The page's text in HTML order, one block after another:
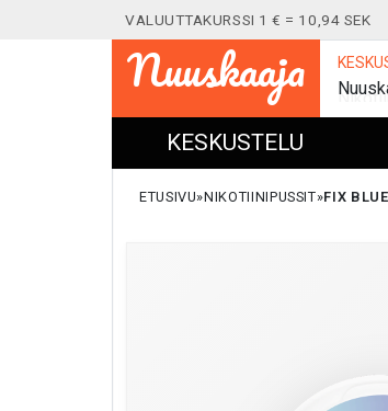
VALUUTTAKURSSI 1 € = 10,94 SEK
Nuuskaaja
KESKUSTELU
ETUSIVU NIKOTIINIPUSSIT FIX